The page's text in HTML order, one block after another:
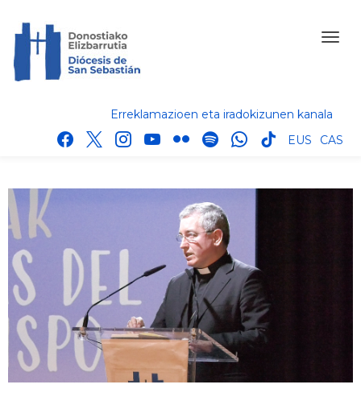
Erreklamazioen eta iradokizunen kanala
facebook
x instagram
youtube
flickr spotifywhatsapp
tik
EUS CAS